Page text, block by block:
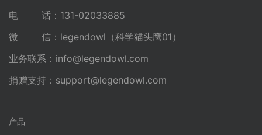
电 话：131-02033885
微 信：legendowl（科学猫头鹰01）
业务联系： info@legendowl.com
捐赠支持： support@legendowl.com
产品